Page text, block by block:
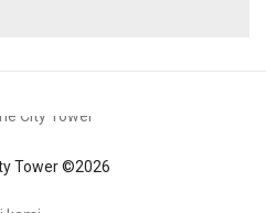
Tower ©2026